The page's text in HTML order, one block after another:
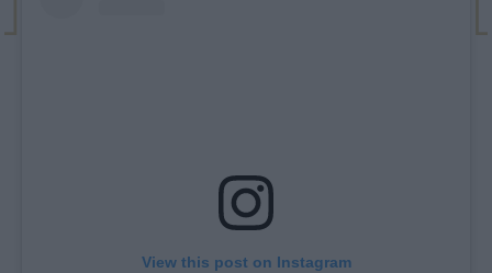
View this post on Instagram